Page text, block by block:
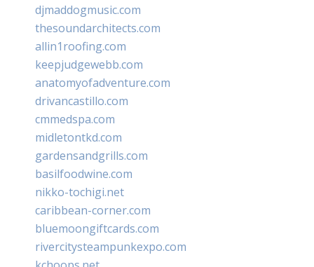
djmaddogmusic.com
thesoundarchitects.com
allin1roofing.com
keepjudgewebb.com
anatomyofadventure.com
drivancastillo.com
cmmedspa.com
midletontkd.com
gardensandgrills.com
basilfoodwine.com
nikko-tochigi.net
caribbean-corner.com
bluemoongiftcards.com
rivercitysteampunkexpo.com